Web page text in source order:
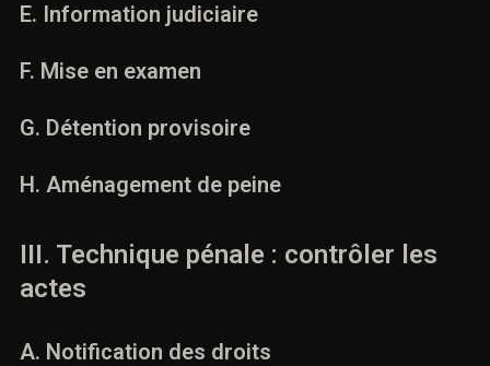
E. Information judiciaire
F. Mise en examen
G. Détention provisoire
H. Aménagement de peine
III. Technique pénale : contrôler les
actes
A. Notification des droits